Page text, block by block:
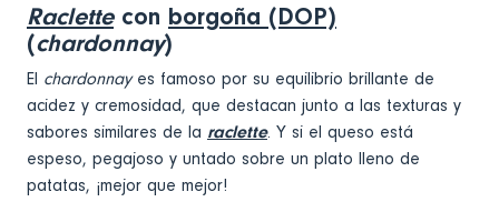
Raclettecon borgoña (DOP)
(chardonnay)
El chardonnayes famoso por su equilibrio brillante de
acidez y cremosidad, que destacan junto a las texturas y
sabores similares de la raclette. Y si el queso está
espeso, pegajoso y untado sobre un plato lleno de
patatas, ¡mejor que mejor!